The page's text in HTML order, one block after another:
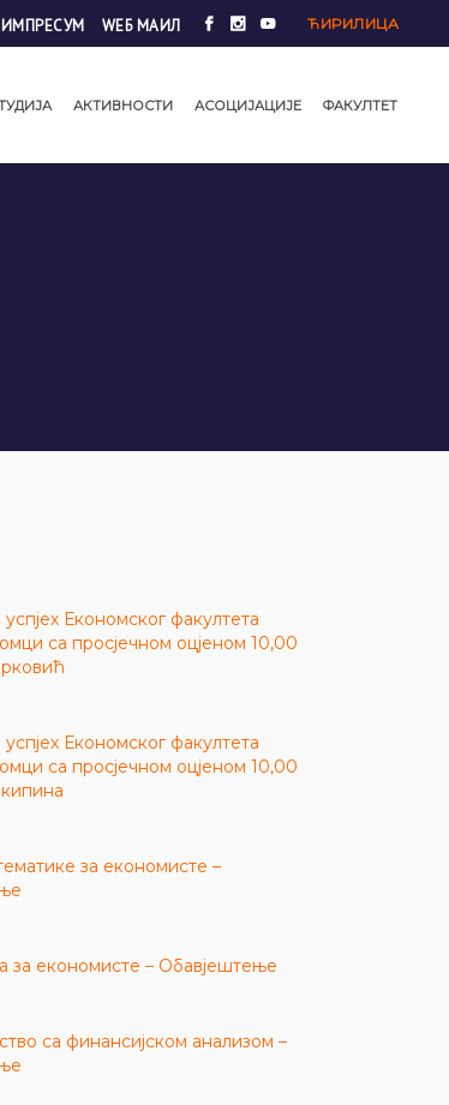
ИМПРЕСУМ WЕБ МАИЛ ЋИРИЛИЦА
АКТИВНОСТИ АСОЦИЈАЦИЈЕ ФАКУЛТЕТ
успјех Економског факултета
са просјечном оцјеном 10,00
успјех Економског факултета
са просјечном оцјеном 10,00
за економисте –
за економисте – Обавјештење
са финансијском анализом –